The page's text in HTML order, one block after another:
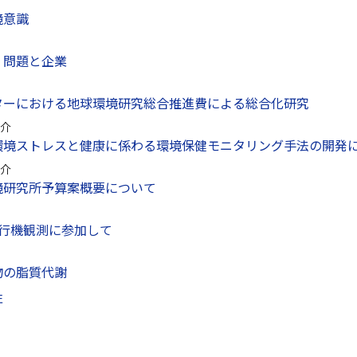
識
題と企業
における地球環境研究総合推進費による総合化研究
ストレスと健康に係わる環境保健モニタリング手法の開発
究所予算案概要について
機観測に参加して
脂質代謝